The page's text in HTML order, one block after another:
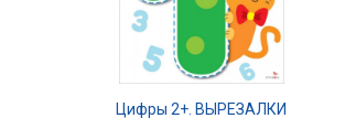
Цифры 2+. ВЫРЕЗАЛКИ